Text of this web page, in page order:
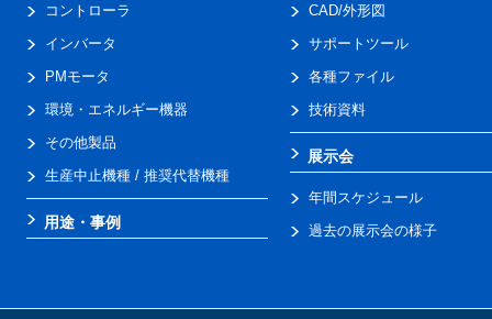
コントローラ
インバータ
PMモータ
環境・エネルギー機器
その他製品
生産中止機種 / 推奨代替機種
用途・事例
CAD/外形図
サポートツール
各種ファイル
技術資料
展示会
年間スケジュール
過去の展示会の様子